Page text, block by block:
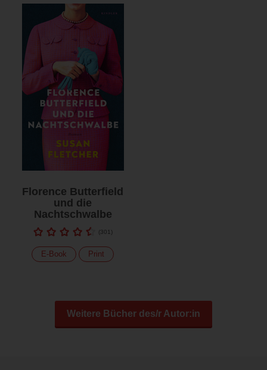
Florence Butterfield
und die
Nachtschwalbe
(301 )
E-Book Print
Weitere Bücher des/r Autor:in